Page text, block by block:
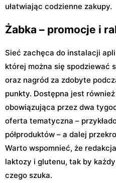
ułatwiając codzienne zakupy.
Żabka – promocje i
Sieć zachęca do instalacji
której można się spodziewać
oraz nagród za zdobyte
punkty. Dostępna jest
obowiązująca przez dwa
oferta tematyczna –
półproduktów – a dalej
Warto wspomnieć, że
laktozy i glutenu, tak by
czego szuka.